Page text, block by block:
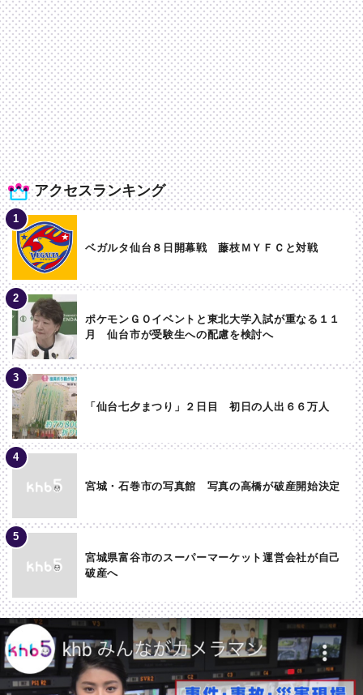
アクセスランキング
ベガルタ仙台８日開幕戦 藤枝ＭＹＦＣと対戦
ポケモンＧＯイベントと東北大学入試が重なる１１
月 仙台市が受験生への配慮を検討へ
「仙台七夕まつり」２日目 初日の人出６６万人
宮城・石巻市の写真館 写真の高橋が破産開始決定
宮城県富谷市のスーパーマーケット運営会社が自己
破産へ